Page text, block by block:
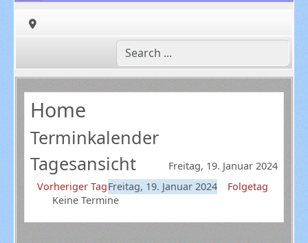
Home
Terminkalender
Tagesansicht
Freitag, 19. Januar 2024
Vorheriger TagFreitag, 19. Januar 2024
Folgetag
Keine Termine